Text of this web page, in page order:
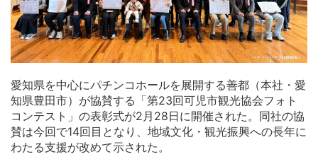
愛知県を中心にパチンコホールを展開する善都（本社・愛
知県豊田市）が協賛する「第23回可児市観光協会フォト
コンテスト」の表彰式が2月28日に開催された。同社の協
賛は今回で14回目となり、地域文化・観光振興への長年に
わたる支援が改めて示された。